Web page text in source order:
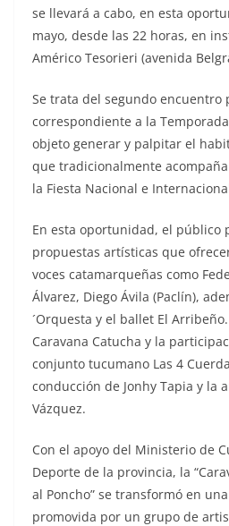
se llevará a cabo, en esta
mayo, desde las 22 horas, en
Américo Tesorieri (avenida
Se trata del segundo encuentro
correspondiente a la
objeto generar y palpitar el
que tradicionalmente
la Fiesta Nacional e
En esta oportunidad, el público
propuestas artísticas que
voces catamarqueñas como
Álvarez, Diego Ávila (Paclín),
´Orquesta y el ballet El
Caravana Catucha y la
conjunto tucumano Las 4
conducción de Jonhy Tapia y la
Vázquez.
Con el apoyo del Ministerio de
Deporte de la provincia, la
al Poncho” se transformó en
promovida por un grupo de